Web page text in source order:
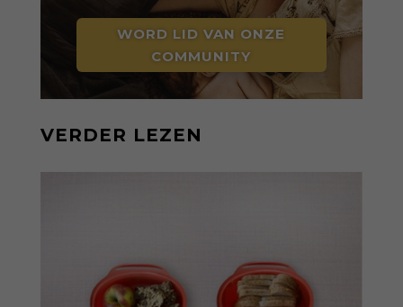
WORD LID VAN ONZE
COMMUNITY
VERDER LEZEN